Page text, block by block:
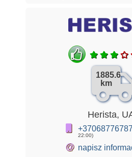
1885.6
km
Herista,
+37068776787
22:00)
@ napisz